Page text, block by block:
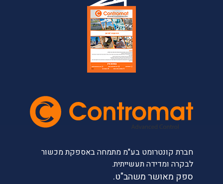
חברת קונטרומט בע"מ מתמחה באספקת מכשור
לבקרה ומדידה תעשייתית.
ספק מאושר משהב"ט.